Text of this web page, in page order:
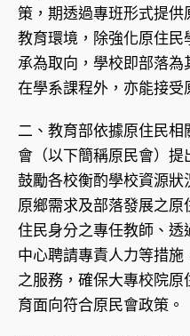
策，期透過專班形式提
教育環境，除強化原住
承為取向，學校即部落
在學系課程外，亦能接受
二、教育部依據原住民
會（以下簡稱原民會）提
鼓勵各校衡酌學校資源
原鄉需求及部落發展之
住民身分之專任教師、
中心聘請專責人力等措
之服務，確保大專校院
育面向符合原民會政策。